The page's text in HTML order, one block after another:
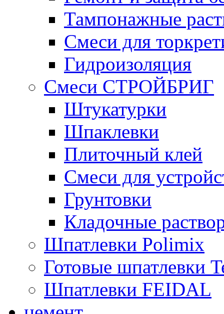
Тампонажные
Смеси для
Гидроизоляция
Смеси СТРОЙБРИГ
Штукатурки
Шпаклевки
Плиточный клей
Смеси для
Грунтовки
Кладочные
Шпатлевки Polimix
Готовые шпатлевки
Шпатлевки FEIDAL